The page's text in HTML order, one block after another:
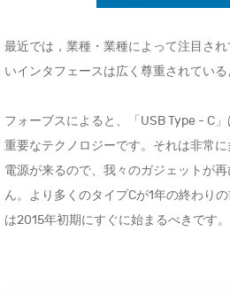
最近では，業種・業種によって注目さ
いインタフェースは広く尊重されている
フォーブスによると、「USB Type - C
重要なテクノロジーです。それは非常
電源が来るので、我々のガジェットが
ん。より多くのタイプCが1年の終わり
は2015年初期にすぐに始まるべきです。